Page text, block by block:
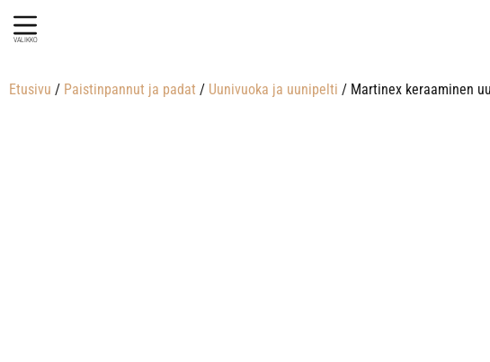
VALIKKO
Etusivu / Paistinpannut ja padat / Uunivuoka ja uunipelti / Martinex keraaminen